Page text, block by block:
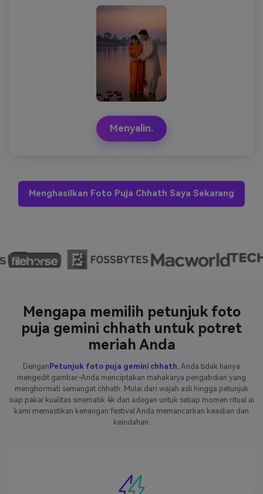
Menyalin.
Menghasilkan Foto Puja Chhath Saya Sekarang
Mengapa memilih petunjuk foto
puja gemini chhath untuk potret
meriah Anda
Dengan Petunjuk foto puja gemini chhath , Anda tidak hanya
mengedit gambar-Anda menciptakan mahakarya pengabdian yang
menghormati semangat chhath. Mulai dari wajah asli hingga petunjuk
siap pakai kualitas sinematik 4k dan adegan untuk setiap momen ritual ai
kami memastikan kenangan festival Anda memancarkan keaslian dan
keindahan.